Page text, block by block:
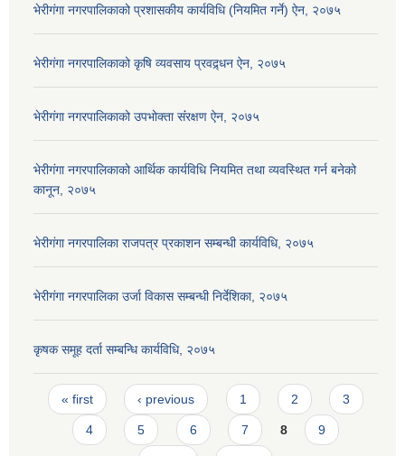
भेरीगंगा नगरपालिकाको प्रशासकीय कार्यविधि (नियमित गर्ने) ऐन, २०७५
भेरीगंगा नगरपालिकाको कृषि व्यवसाय प्रवद्र्धन ऐन, २०७५
भेरीगंगा नगरपालिकाको उपभोक्ता संंरक्षण ऐन, २०७५
भेरीगंगा नगरपालिकाको आर्थिक कार्यविधि नियमित तथा व्यवस्थित गर्न बनेको
कानून, २०७५
भेरीगंगा नगरपालिका राजपत्र प्रकाशन सम्बन्धी कार्यविधि, २०७५
भेरीगंगा नगरपालिका उर्जा विकास सम्बन्धी निर्देशिका, २०७५
कृषक समूह दर्ता सम्बन्धि कार्यविधि, २०७५
Pages
« first ‹ previous 1 2 3
4 5 6 7 8 9